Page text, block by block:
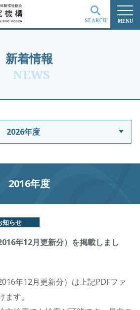
MENU
SEARCH
新着情報
NEWS
2026年度
2016年度
知らせ
年12月更新分）を掲載しまし
年12月更新分）は上記PDFファ
す。